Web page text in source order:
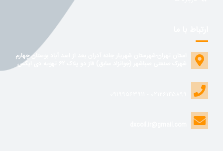
استان تهران-شهرستان شهریار جاده آدران بعد از اسد آباد بوستان چهارم